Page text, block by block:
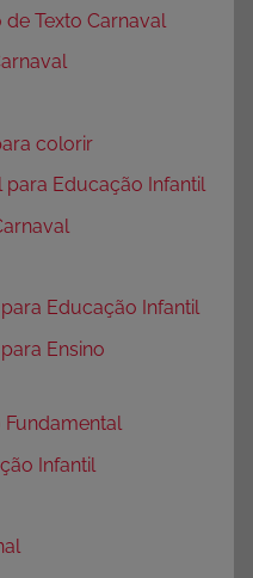
Texto Carnaval
colorir
para Educação Infantil
Educação Infantil
Ensino
Fundamental
Infantil